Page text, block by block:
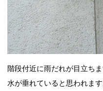
階段付近に雨だれが目立ち
水が垂れていると思われま